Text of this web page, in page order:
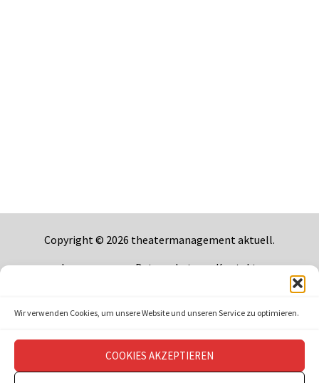
Wir verwenden Cookies, um unsere Website und unseren Service zu optimieren.
COOKIES AKZEPTIEREN
Copyright © 2026 theatermanagement aktuell.
Impressum
Datenschutz Kontakt